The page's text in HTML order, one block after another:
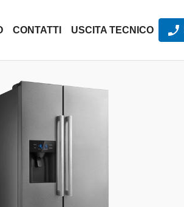
CONTATTI USCITA TECNICO